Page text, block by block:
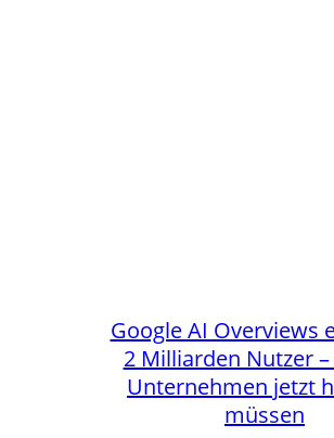
Google AI Overviews
2 Milliarden Nutzer
Unternehmen jetzt
müssen